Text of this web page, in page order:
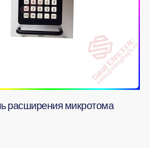
расширения микротома